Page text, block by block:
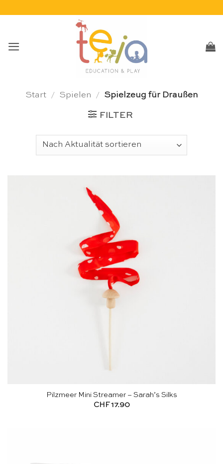
Start / Spielen / Spielzeug für Draußen
FILTER
Pilzmeer Mini Streamer – Sarah’s Silks
CHF17.90